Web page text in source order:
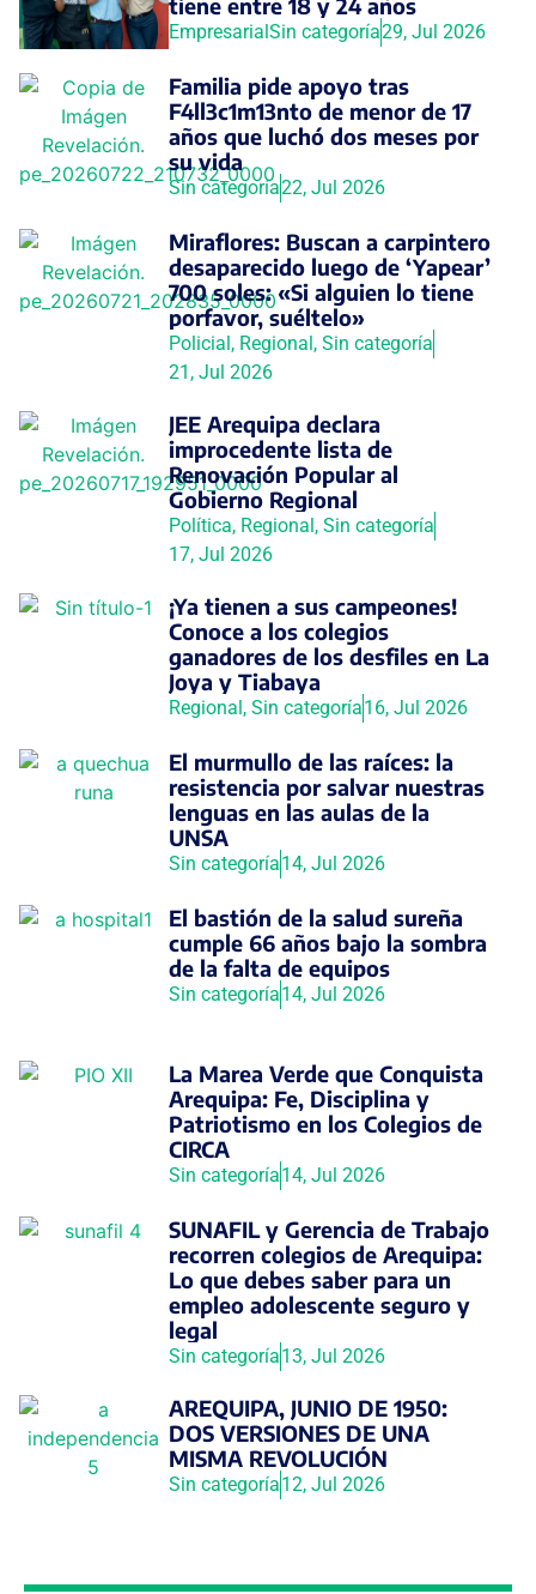
EmpresarialSin categoría29, Jul 2026
Familia pide apoyo tras
F4ll3c1m13nto de menor de 17
años que luchó dos meses por
su vida
Sin categoría22, Jul 2026
Miraflores: Buscan a carpintero
desaparecido luego de ‘Yapear’
700 soles: «Si alguien lo tiene
porfavor, suéltelo»
Policial, Regional, Sin categoría
21, Jul 2026
JEE Arequipa declara
improcedente lista de
Renovación Popular al
Gobierno Regional
Política, Regional, Sin categoría
17, Jul 2026
¡Ya tienen a sus campeones!
Conoce a los colegios
ganadores de los desfiles en La
Joya y Tiabaya
Regional, Sin categoría16, Jul 2026
El murmullo de las raíces: la
resistencia por salvar nuestras
lenguas en las aulas de la
UNSA
Sin categoría14, Jul 2026
El bastión de la salud sureña
cumple 66 años bajo la sombra
de la falta de equipos
Sin categoría14, Jul 2026
La Marea Verde que Conquista
Arequipa: Fe, Disciplina y
Patriotismo en los Colegios de
CIRCA
Sin categoría14, Jul 2026
SUNAFIL y Gerencia de Trabajo
recorren colegios de Arequipa:
Lo que debes saber para un
empleo adolescente seguro y
legal
Sin categoría13, Jul 2026
AREQUIPA, JUNIO DE 1950:
DOS VERSIONES DE UNA
MISMA REVOLUCIÓN
Sin categoría12, Jul 2026